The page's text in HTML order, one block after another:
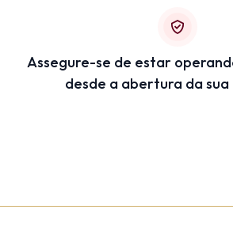
Assegure-se de estar
desde a abertura da sua